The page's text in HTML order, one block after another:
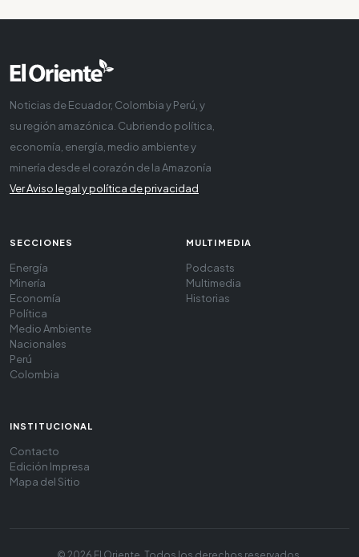
Noticias de Ecuador, Colombia y Perú, y
su región amazónica. Cubriendo política,
economía, energía, medio ambiente y
minería desde el corazón de la Amazonía
Ver Aviso legal y política de privacidad
SECCIONES
Energía
Minería
Economía
Política
Medio Ambiente
Nacionales
Perú
Colombia
MULTIMEDIA
Podcasts
Multimedia
Historias
INSTITUCIONAL
Contacto
Edición Impresa
Mapa del Sitio